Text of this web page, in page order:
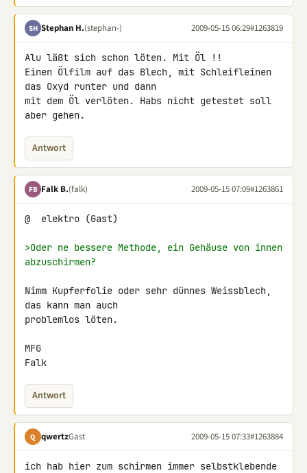
SH Stephan H.(stephan-) 2009-05-15 06:29#1263819
Alu läßt sich schon löten. Mit Öl !!
Einen Ölfilm auf das Blech, mit Schleifleinen
das Oxyd runter und dann
mit dem Öl verlöten. Habs nicht getestet soll
aber gehen.
Antwort
FB Falk B.(falk) 2009-05-15 07:09#1263861
@  elektro (Gast)
>Oder ne bessere Methode, ein Gehäuse von innen
abzuschirmen?
Nimm Kupferfolie oder sehr dünnes Weissblech,
das kann man auch
problemlos löten.
MFG
Falk
Antwort
Q qwertzGast 2009-05-15 07:33#1263884
ich hab hier zum schirmen immer selbstklebende